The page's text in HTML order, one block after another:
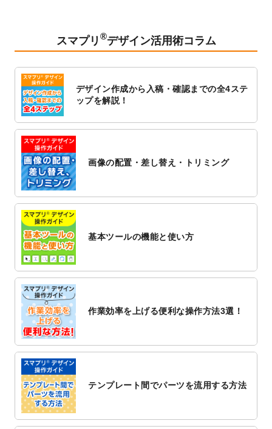
追加しました。
2023/1/13
4月始まりのカレンダーデザインテンプレー
2023/1/5
スタンプカードのデザインテンプレート
追加しました。
2022/12/26
止のお知らせ
2022/12/16
トを公開いたしました。
2022/12/1
2022/11/25
【新商品】封筒が作成できるようになりま
2022/11/25
【新商品】クリアファイルが作成できるよ
2022/11/4
しました。
2022/10/26
レートを追加しました。
2022/10/26
追加しました。
2022/10/20
2022/10/14
年賀ポスターのデザインテンプレートを公
2022/10/6
チラシ作成からポスティング配布注文まで
スマプリ ®デザイン活用術コラム
デザイン作成から入稿・確認までの全4ステ
ップを解説！
画像の配置・差し替え・トリミング
基本ツールの機能と使い方
作業効率を上げる便利な操作方法3選！
テンプレート間でパーツを流用する方法